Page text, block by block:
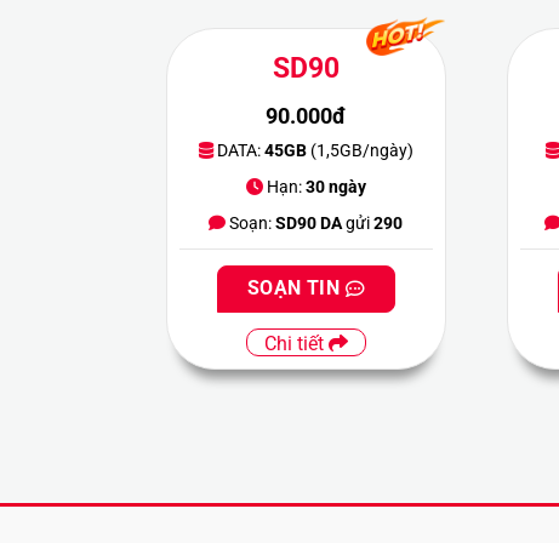
SD90
90.000đ
DATA:45GB(1,5GB/ngày)
Hạn:30 ngày
Soạn:SD90 DAgửi290
SOẠN TIN
Chi tiết